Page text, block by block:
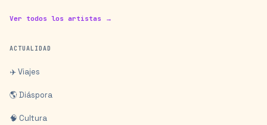
Ver todos los artistas →
ACTUALIDAD
✈️ Viajes
🌎 Diáspora
🧠 Cultura